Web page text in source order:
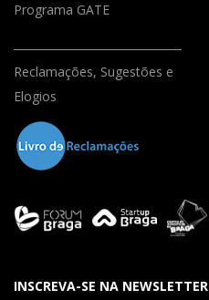
Programa GATE
Reclamações, Sugestões e
Elogios
INSCREVA-SE NA NEWSLETTER